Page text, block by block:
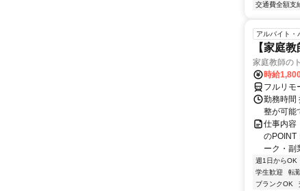
交通費全額支
アルバイト・
【家庭
家庭教師の
時給
フルリモ
勤務時間
整が可能
仕事内
のPOINT
ーク・副
週1日からOK
学生歓迎
転
ブランクOK